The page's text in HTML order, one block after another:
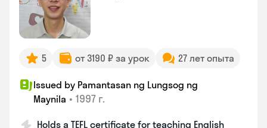
5 от 3190 ₽ за урок 27 лет опыта
Issued by Pamantasan ng Lungsog ng
Maynila • 1997 г.
Holds a TEFL certificate for teaching English